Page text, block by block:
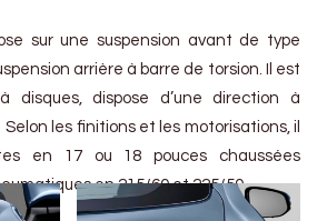
sur une suspension avant de type
arrière à barre de torsion. Il est
dispose d’une direction à
les finitions et les motorisations, il
en 17 ou 18 pouces chaussées
en 215/60 et 225/50.